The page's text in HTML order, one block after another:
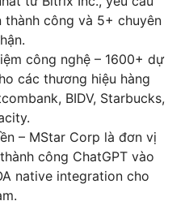
công và 5+ chuyên
công nghệ – 1600+ dự
các thương hiệu hàng
BIDV, Starbucks,
– MStar Corp là đơn vị
công ChatGPT vào
native integration cho